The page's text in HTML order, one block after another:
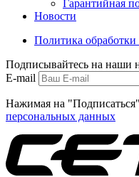
Гарантийная
Новости
Политика
Подписывайтесь на наши
E-mail
Нажимая на
персональных данных